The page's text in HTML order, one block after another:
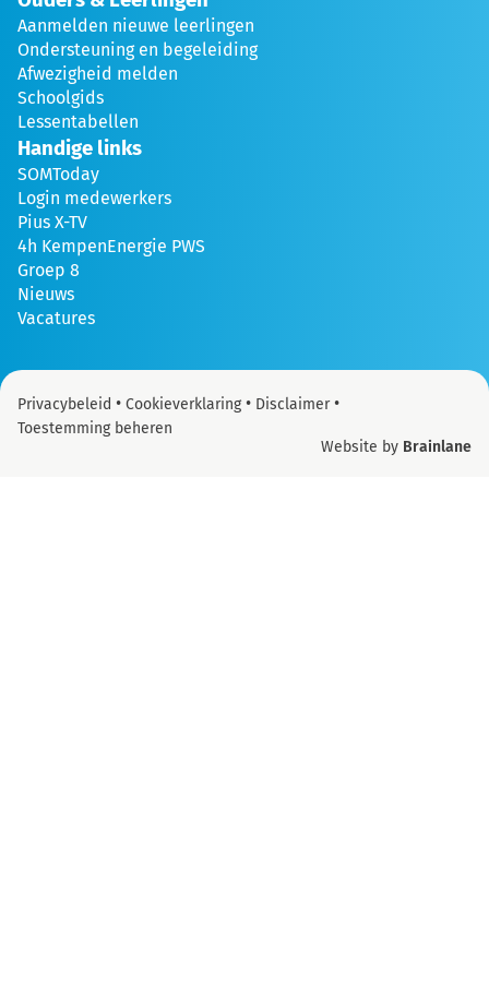
Aanmelden nieuwe leerlingen
Ondersteuning en begeleiding
Afwezigheid melden
Schoolgids
Lessentabellen
Handige links
SOMToday
Login medewerkers
Pius X-TV
4h KempenEnergie PWS
Groep 8
Nieuws
Vacatures
Privacybeleid • Cookieverklaring• Disclaimer•
Toestemming beheren
Website by Brainlane